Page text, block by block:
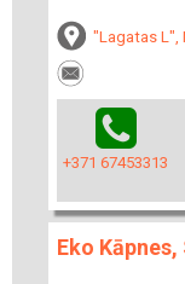
"Lagatas L",
+371 67453313
Eko Kāpnes,